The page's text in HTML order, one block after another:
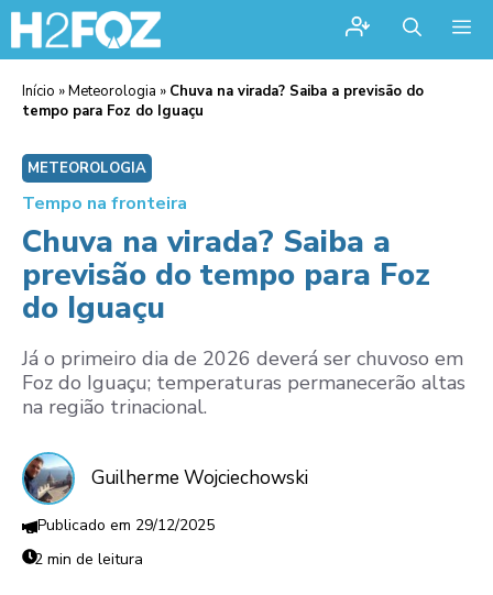
Início »Meteorologia » Chuva na virada? Saiba a previsão do
tempo para Foz do Iguaçu
METEOROLOGIA
Tempo na fronteira
Chuva na virada? Saiba a
previsão do tempo para Foz
do Iguaçu
Já o primeiro dia de 2026 deverá ser chuvoso em
Foz do Iguaçu; temperaturas permanecerão altas
na região trinacional.
Guilherme Wojciechowski
29/12/2025
2 min de leitura